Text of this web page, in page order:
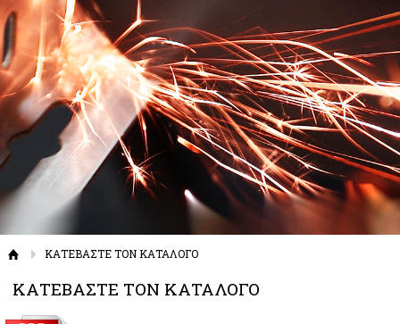
ΚΑΤΕΒΑΣΤΕ ΤΟΝ ΚΑΤΑΛΟΓΟ
ΚΑΤΕΒΑΣΤΕ ΤΟΝ ΚΑΤΑΛΟΓΟ